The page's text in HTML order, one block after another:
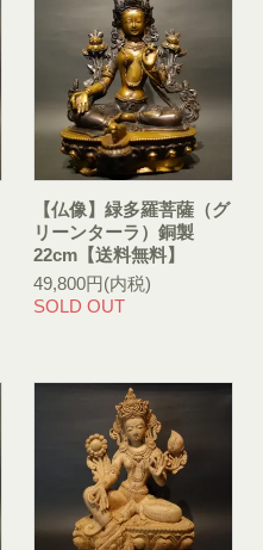
【仏像】緑多羅菩薩（グ
リーンターラ）銅製
22cm【送料無料】
49,800円(内税)
SOLD OUT